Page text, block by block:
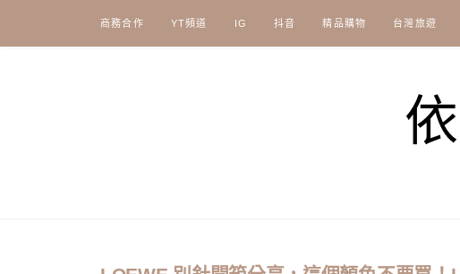
content
商務合作 YT頻道 IG 抖音 精品購物 台灣旅遊